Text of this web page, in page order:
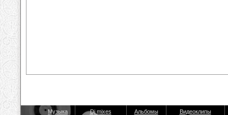
Музыка Dj mixes Альбомы
Видеоклипы